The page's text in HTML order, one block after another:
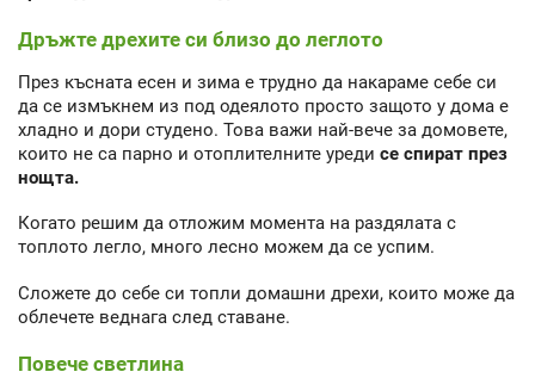
Дръжте дрехите си близо до леглото
През късната есен и зима е трудно да накараме себе си
да се измъкнем из под одеялото просто защото у дома е
хладно и дори студено. Това важи най-вече за домовете,
които не са парно и отоплителните уреди се спират през
нощта.
Когато решим да отложим момента на раздялата с
топлото легло, много лесно можем да се успим.
Сложете до себе си топли домашни дрехи, които може да
облечете веднага след ставане.
Повече светлина